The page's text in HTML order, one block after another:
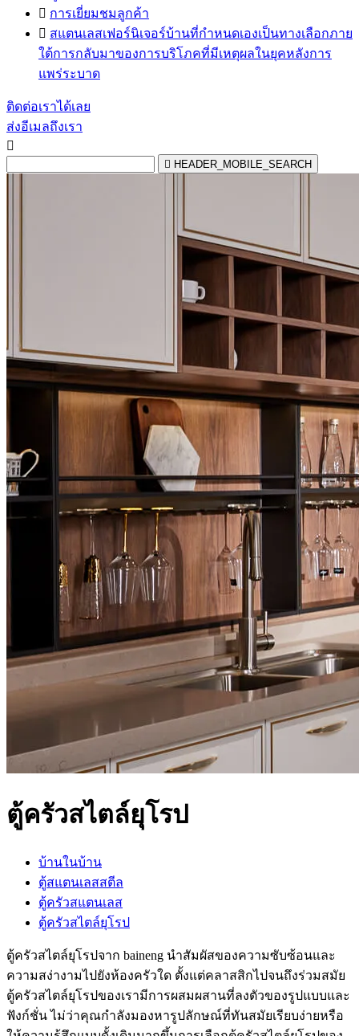
 การเยี่ยมชมลูกค้า
 สแตนเลสเฟอร์นิเจอร์บ้านที่กำหนดเองเป็นทางเลือกภาย
ใต้การกลับมาของการบริโภคที่มีเหตุผลในยุคหลังการ
แพร่ระบาด
ติดต่อเราได้เลย
ส่งอีเมลถึงเรา

 HEADER_MOBILE_SEARCH
ตู้ครัวสไตล์ยุโรป
บ้านในบ้าน
ตู้สแตนเลสสตีล
ตู้ครัวสแตนเลส
ตู้ครัวสไตล์ยุโรป
ตู้ครัวสไตล์ยุโรปจาก baineng นำสัมผัสของความซับซ้อนและ
ความสง่างามไปยังห้องครัวใด ตั้งแต่คลาสสิกไปจนถึงร่วมสมัย
ตู้ครัวสไตล์ยุโรปของเรามีการผสมผสานที่ลงตัวของรูปแบบและ
ฟังก์ชั่น ไม่ว่าคุณกำลังมองหารูปลักษณ์ที่ทันสมัยเรียบง่ายหรือ